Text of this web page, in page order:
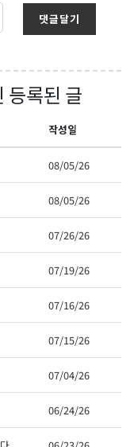
댓글달기
등록된 글
작성일
08/05/26
08/05/26
07/26/26
07/19/26
07/16/26
07/15/26
07/04/26
06/24/26